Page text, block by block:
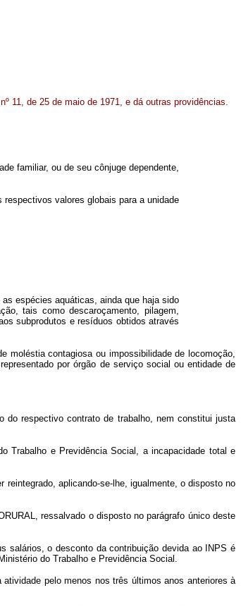
11, de 25 de maio de 1971, e dá outras providências.
familiar, ou de seu cônjuge dependente,
valores globais para a unidade
espécies aquáticas, ainda que haja sido
tais como descaroçamento, pilagem,
subprodutos e resíduos obtidos através
moléstia contagiosa ou impossibilidade de locomoção,
por órgão de serviço social ou entidade de
respectivo contrato de trabalho, nem constitui justa
Trabalho e Previdência Social, a incapacidade total e
reintegrado, aplicando-se-lhe, igualmente, o disposto no
ressalvado o disposto no parágrafo único deste
salários, o desconto da contribuição devida ao INPS é
do Trabalho e Previdência Social.
pelo menos nos três últimos anos anteriores à